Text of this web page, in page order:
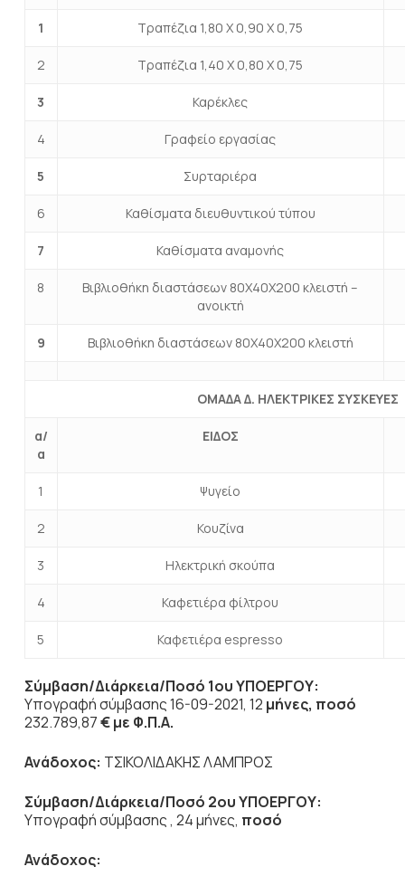
1 Τραπέζια 1,80 Χ 0,90 Χ 0,75
2 Τραπέζια 1,40 Χ 0,80 Χ 0,75
3 Καρέκλες
4 Γραφείο εργασίας
5 Συρταριέρα
6 Καθίσματα διευθυντικού τύπου
7 Καθίσματα αναμονής
8
Βιβλιοθήκη διαστάσεων 80X40X200 κλειστή –
ανοικτή
9 Βιβλιοθήκη διαστάσεων 80X40X200 κλειστή
ΟΜΑΔΑ Δ. ΗΛΕΚΤΡΙΚΕΣ ΣΥΣΚΕΥΕΣ
α/
α
ΕΙΔΟΣ
1 Ψυγείο
2 Κουζίνα
3 Ηλεκτρική σκούπα
4 Καφετιέρα φίλτρου
5 Καφετιέρα espresso
Σύμβαση/Διάρκεια/Ποσό 1ου ΥΠΟΕΡΓΟΥ:
Υπογραφή σύμβασης 16-09-2021, 12 μήνες, ποσό
232.789,87€ με Φ.Π.Α.
Ανάδοχος: ΤΣΙΚΟΛΙΔΑΚΗΣ ΛΑΜΠΡΟΣ
Σύμβαση/Διάρκεια/Ποσό 2ου ΥΠΟΕΡΓΟΥ:
Υπογραφή σύμβασης , 24 μήνες, ποσό
Ανάδοχος: